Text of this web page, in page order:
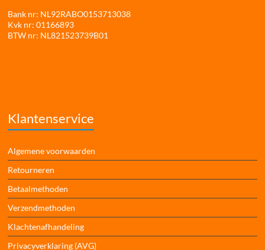
Bank nr: NL92RABO0153713038
Kvk nr: 01166893
BTW nr: NL821523739B01
Klantenservice
Algemene voorwaarden
Retourneren
Betaalmethoden
Verzendmethoden
Klachtenafhandeling
Privacyverklaring (AVG)